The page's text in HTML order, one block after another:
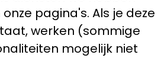
pagina's. Als je deze
werken (sommige
mogelijk niet